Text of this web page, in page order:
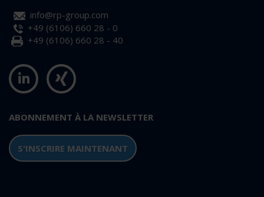
info@rp-group.com
+49 (6106) 660 28 - 0
+49 (6106) 660 28 - 40
ABONNEMENT À LA NEWSLETTER
S'INSCRIRE MAINTENANT